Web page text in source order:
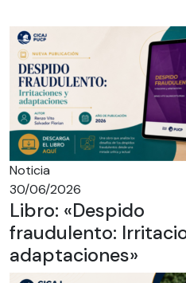
Noticia
30/06/2026
Libro: «Despido
fraudulento:
adaptaciones»